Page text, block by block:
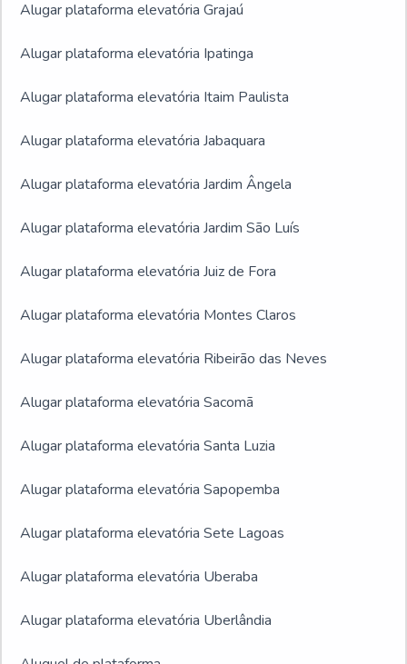
Alugar plataforma elevatória Grajaú
Alugar plataforma elevatória Ipatinga
Alugar plataforma elevatória Itaim Paulista
Alugar plataforma elevatória Jabaquara
Alugar plataforma elevatória Jardim Ângela
Alugar plataforma elevatória Jardim São Luís
Alugar plataforma elevatória Juiz de Fora
Alugar plataforma elevatória Montes Claros
Alugar plataforma elevatória Ribeirão das Neves
Alugar plataforma elevatória Sacomã
Alugar plataforma elevatória Santa Luzia
Alugar plataforma elevatória Sapopemba
Alugar plataforma elevatória Sete Lagoas
Alugar plataforma elevatória Uberaba
Alugar plataforma elevatória Uberlândia